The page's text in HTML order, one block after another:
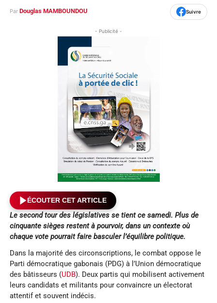
Par Douglas MAMBOUNDOU Suivre
- Publicité -
ÉCOUTER CET ARTICLE
Le second tour des législatives se tient ce samedi. Plus de
cinquante sièges restent à pourvoir, dans un contexte où
chaque vote pourrait faire basculer l’équilibre politique.
Dans la majorité des circonscriptions, le combat oppose le
Parti démocratique gabonais (PDG) à l’Union démocratique
des bâtisseurs (UDB). Deux partis qui mobilisent activement
leurs candidats et militants pour convaincre un électorat
attentif et souvent indécis.